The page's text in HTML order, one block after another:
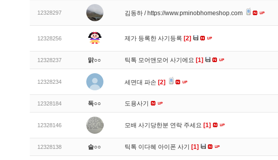
12328297 김동하 / https://www.pminobhomeshop.com
12328256 제가 등록한 사기등록 [2]
12328237 맑○○ 틱톡 모어앤모어 사기에요 [1]
12328234 세면대 파손 [2]
12328184 독○○ 도용사기
12328146 모배 사기당한분 연락 주세요 [1]
12328138 슬○○ 틱톡 이다혜 아이폰 사기 [1]